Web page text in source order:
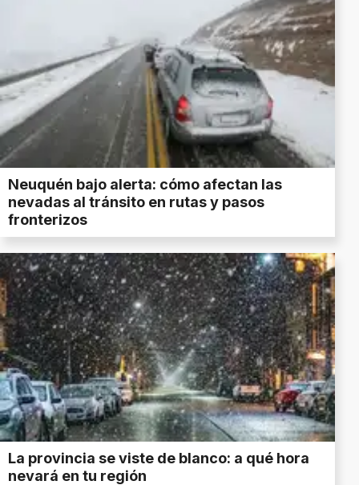
Neuquén bajo alerta: cómo afectan las
nevadas al tránsito en rutas y pasos
fronterizos
La provincia se viste de blanco: a qué hora
nevará en tu región